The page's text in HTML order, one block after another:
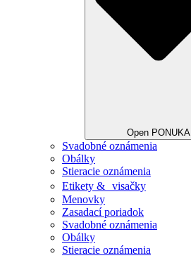
Open PONUKA
Svadobné oznámenia
Obálky
Stieracie oznámenia
Etikety & visačky
Menovky
Zasadací poriadok
Svadobné oznámenia
Obálky
Stieracie oznámenia